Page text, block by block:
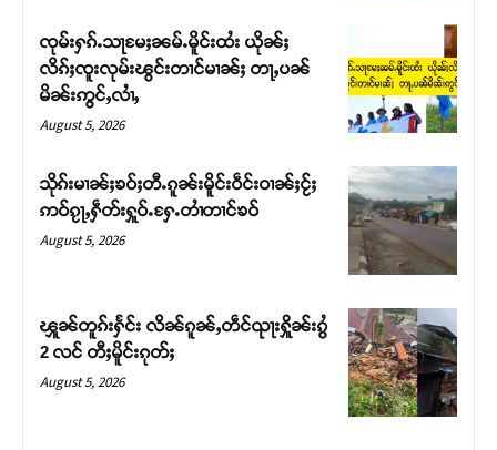
တႃႇႁႂ်ႈသဵင်ၵၢင်ၸႂ်ၵူၼ်းမိူင်း ၵူႈတီႈၵူႈလႅၼ်ပေႃးတေၸွ
တ်ႇ တူဝ်ႈလုမ်ႈၾႃႉၼၼ်ႉ ၶဝ်ႈႁူမ်ႈၵမ်ႉထႅမ် ၸုမ်းၶၢ
ဝ်ႇၽူႈတွႆႇႁွၵ်ႈ လႆႈယူႇၶႃႈဢေႃႈ။
ၸုမ်းႁၵ်ႉသႃမႄႈၼမ်ႉမိူင်းထႆး ယိုၼ်ႈ
လိၵ်ႈၸူးလုမ်းၽွင်းတၢင်မၢၼ်ႈ တႃႇပၼ်
မိၼ်းဢွင်ႇလၢႆႇ
August 5, 2026
သိုၵ်းမၢၼ်ႈၶဝ်ႈတီႉၵူၼ်းမိူင်းဝဵင်းဝၢၼ်ႈငႂ်ႈ
ဢဝ်ၵႂႃႇႁဵတ်းႁူဝ်ႉႁႄႉတၢႆတၢင်ၶဝ်
August 5, 2026
ၾူၼ်တူၵ်းႁႅင်း လိၼ်ၵူၼ်ႇတဵင်ၺႃးႁိူၼ်းၵွႆ
2 လင် တီႈမိူင်းၵုတ်ႈ
August 5, 2026